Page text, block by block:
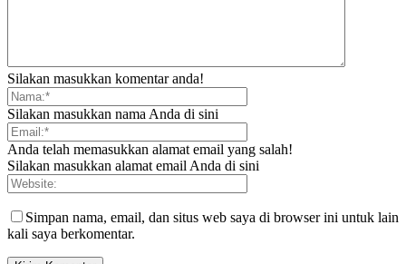
Silakan masukkan komentar anda!
Silakan masukkan nama Anda di sini
Anda telah memasukkan alamat email yang salah!
Silakan masukkan alamat email Anda di sini
Simpan nama, email, dan situs web saya di browser ini untuk lain
kali saya berkomentar.